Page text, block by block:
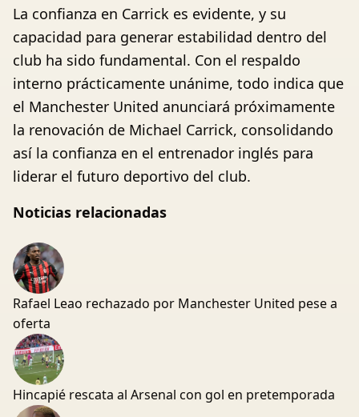
La confianza en Carrick es evidente, y su
capacidad para generar estabilidad dentro del
club ha sido fundamental. Con el respaldo
interno prácticamente unánime, todo indica que
el Manchester United anunciará próximamente
la renovación de Michael Carrick, consolidando
así la confianza en el entrenador inglés para
liderar el futuro deportivo del club.
Noticias relacionadas
Rafael Leao rechazado por Manchester United pese a
oferta
Hincapié rescata al Arsenal con gol en pretemporada